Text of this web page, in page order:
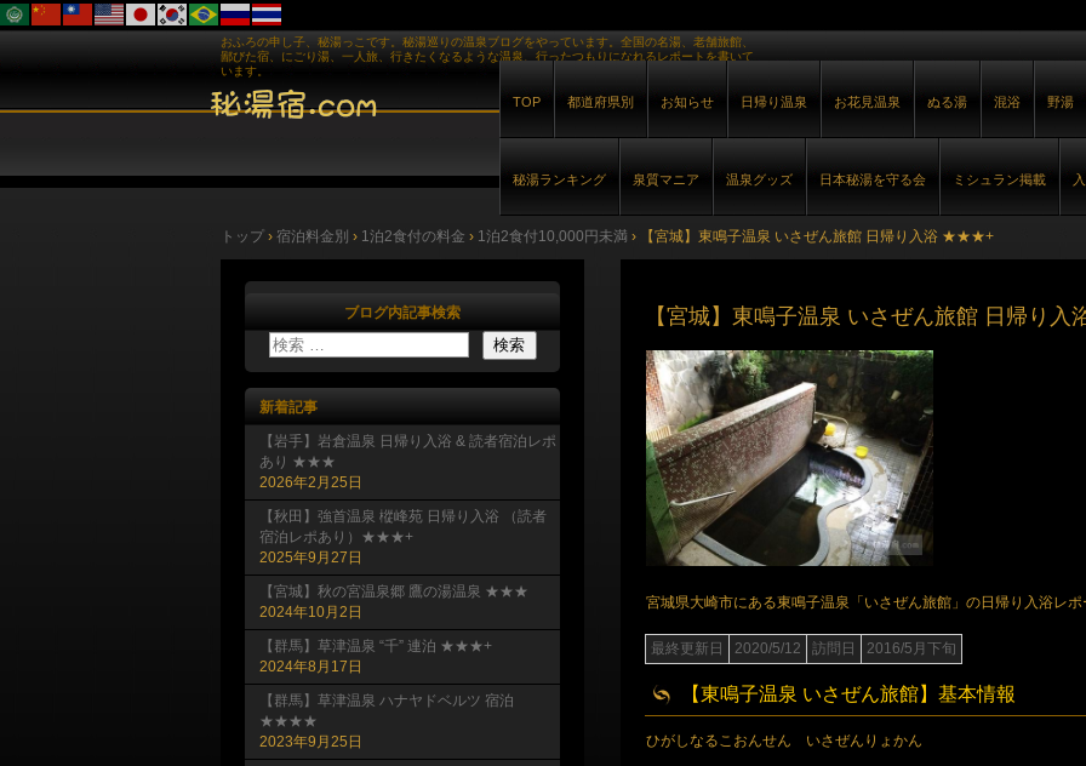
おふろの申し子、秘湯っこです。秘湯巡りの温泉ブログをやっています。全国の名湯、老舗旅館、
鄙びた宿、にごり湯、一人旅、行きたくなるような温泉、行ったつもりになれるレポートを書いて
います。
TOP 都道府県別 お知らせ 日帰り温泉 お花見温泉 ぬる湯 混浴 野湯
秘湯ランキング 泉質マニア 温泉グッズ 日本秘湯を守る会 ミシュラン掲載
トップ › 宿泊料金別 › 1泊2食付の料金 › 1泊2食付10,000円未満 › 【宮城】東鳴子温泉 いさぜん旅館 日帰り入浴 ★★★+
【宮城】東鳴子温泉 いさぜん旅館 日帰り
宮城県大崎市にある東鳴子温泉「いさぜん旅館」の日帰り入浴レ
最終更新日 2020/5/12 訪問日 2016/5月下旬
【東鳴子温泉 いさぜん旅館】基本情報
ひがしなるこおんせん いさぜんりょかん
ブログ内記事検索
新着記事
【岩手】岩倉温泉 日帰り入浴 & 読者宿泊レポ
あり ★★★
2026年2月25日
【秋田】強首温泉 樅峰苑 日帰り入浴 （読者
宿泊レポあり）★★★+
2025年9月27日
【宮城】秋の宮温泉郷 鷹の湯温泉 ★★★
2024年10月2日
【群馬】草津温泉 “千” 連泊 ★★★+
2024年8月17日
【群馬】草津温泉 ハナヤドベルツ 宿泊
★★★★
2023年9月25日